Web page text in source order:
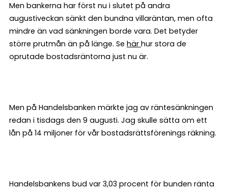
Men bankerna har först nu i slutet på andra
augustiveckan sänkt den bundna villaräntan, men ofta
mindre än vad sänkningen borde vara. Det betyder
större prutmån än på länge. Se här hur stora de
oprutade bostadsräntorna just nu är.
Men på Handelsbanken märkte jag av räntesänkningen
redan i tisdags den 9 augusti. Jag skulle sätta om ett
lån på 14 miljoner för vår bostadsrättsförenings räkning.
Handelsbankens bud var 3,03 procent för bunden ränta